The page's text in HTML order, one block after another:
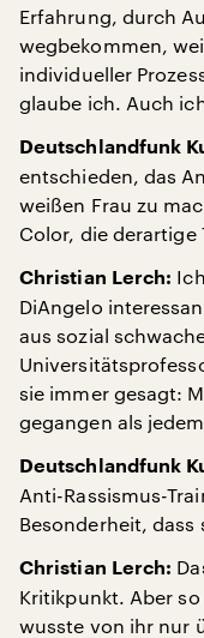
Erfahrung, durch
wegbekommen,
individueller
glaube ich. Auch
Deutschlandfunk
entschieden, das
weißen Frau zu
Color, die derartige
Christian Lerch:
DiAngelo
aus sozial
sie immer gesagt:
gegangen als
Deutschlandfunk
Anti-Rassismus-
Besonderheit, dass
Christian Lerch:
Kritikpunkt. Aber
wusste von ihr nur